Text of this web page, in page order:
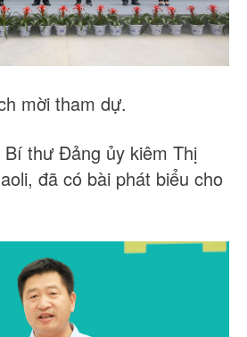
mời tham dự.
Bí thư Đảng ủy kiêm Thị
đã có bài phát biểu cho